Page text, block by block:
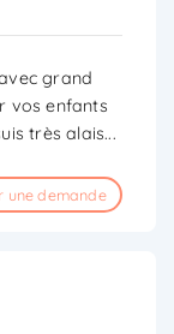
grand
vos enfants
très alais...
une demande